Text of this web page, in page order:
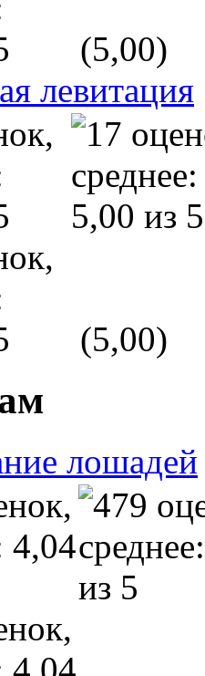
(5,00)
левитация
(5,00)
лошадей